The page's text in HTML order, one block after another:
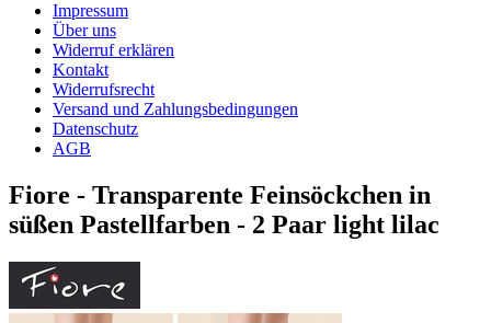
Impressum
Über uns
Widerruf erklären
Kontakt
Widerrufsrecht
Versand und Zahlungsbedingungen
Datenschutz
AGB
Fiore - Transparente Feinsöckchen in
süßen Pastellfarben - 2 Paar light lilac